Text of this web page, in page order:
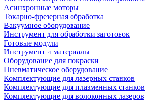
Асинхронные моторы
Токарно-фрезерная обработка
Вакуумное оборудование
Инструмент для обработки заготовок
Готовые модули
Инструмент и материалы
Оборудование для покраски
Пневматическое оборудование
Комплектующие для лазерных станков
Комплектующие для плазменных станков
Комплектующие для волоконных лазеров